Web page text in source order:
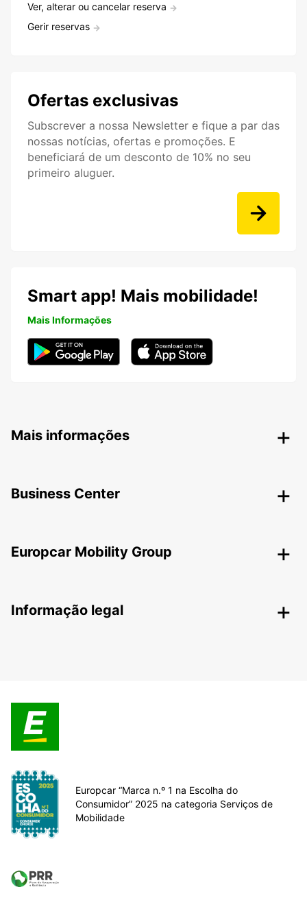
Ver, alterar ou cancelar reserva
Gerir reservas
Ofertas exclusivas
Subscrever a nossa Newsletter e fique a par das
nossas notícias, ofertas e promoções. E
beneficiará de um desconto de 10% no seu
primeiro aluguer.
Smart app! Mais mobilidade!
Mais Informações
Mais informações
Business Center
Europcar Mobility Group
Informação legal
Europcar “Marca n.º 1 na Escolha do
Consumidor” 2025 na categoria Serviços de
Mobilidade